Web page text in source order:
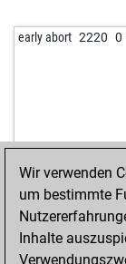
early abort 2220 0
Wir verwenden
um bestimmte
Inhalte